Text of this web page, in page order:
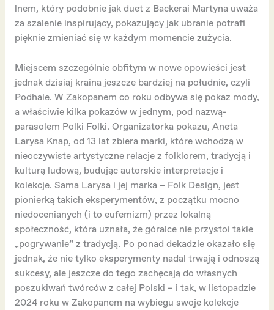
lnem, który podobnie jak duet z Backerai Martyna uważa
za szalenie inspirujący, pokazujący jak ubranie potrafi
pięknie zmieniać się w każdym momencie zużycia.
Miejscem szczególnie obfitym w nowe opowieści jest
jednak dzisiaj kraina jeszcze bardziej na południe, czyli
Podhale. W Zakopanem co roku odbywa się pokaz mody,
a właściwie kilka pokazów w jednym, pod nazwą-
parasolem Polki Folki. Organizatorka pokazu, Aneta
Larysa Knap, od 13 lat zbiera marki, które wchodzą w
nieoczywiste artystyczne relacje z folklorem, tradycją i
kulturą ludową, budując autorskie interpretacje i
kolekcje. Sama Larysa i jej marka – Folk Design, jest
pionierką takich eksperymentów, z początku mocno
niedocenianych (i to eufemizm) przez lokalną
społeczność, która uznała, że góralce nie przystoi takie
„pogrywanie” z tradycją. Po ponad dekadzie okazało się
jednak, że nie tylko eksperymenty nadal trwają i odnoszą
sukcesy, ale jeszcze do tego zachęcają do własnych
poszukiwań twórców z całej Polski – i tak, w listopadzie
2024 roku w Zakopanem na wybiegu swoje kolekcje